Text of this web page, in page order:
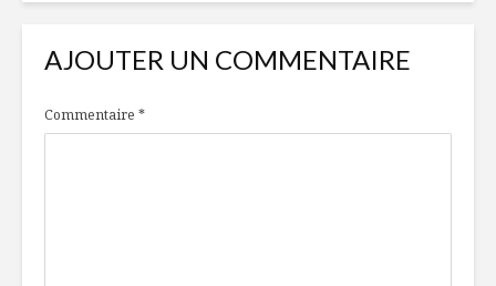
AJOUTER UN COMMENTAIRE
Commentaire *